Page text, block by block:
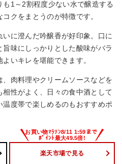
1～2割程度少ない水で醸造する
クをまとうのが特徴です。
に澄んだ吟醸香が好印象。口に
味にしっかりとした酸味がバラ
いキレを堪能できます。
肉料理やクリームソースなどを
性がよく、日々の食中酒として
度帯で楽しめるのもおすすめポ
楽天市場で見る